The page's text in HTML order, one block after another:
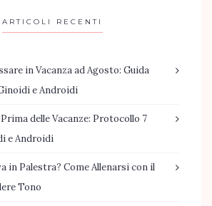
ARTICOLI RECENTI
in Vacanza ad Agosto: Guida
e Androidi
delle Vacanze: Protocollo 7
e Androidi
in Palestra? Come Allenarsi con il
Tono